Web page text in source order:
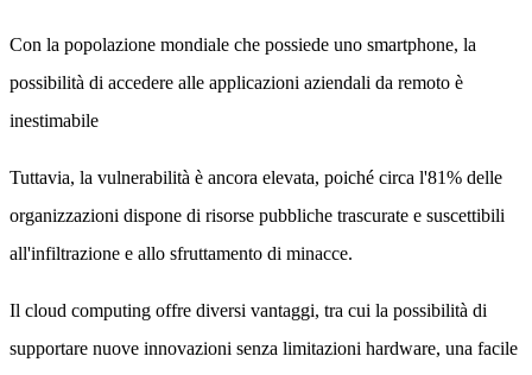
Con la popolazione mondiale che possiede uno smartphone, la
possibilità di accedere alle applicazioni aziendali da remoto è
inestimabile
Tuttavia, la vulnerabilità è ancora elevata, poiché circa l'81% delle
organizzazioni dispone di risorse pubbliche trascurate e suscettibili
all'infiltrazione e allo sfruttamento di minacce.
Il cloud computing offre diversi vantaggi, tra cui la possibilità di
supportare nuove innovazioni senza limitazioni hardware, una facile